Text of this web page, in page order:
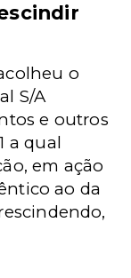
o
S/A
e outros
a qual
em ação
ao da